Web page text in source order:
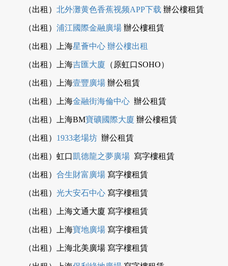
（出租） 北外灘黄色香蕉视频APP下载 辦公樓租賃
（出租） 浦江國際金融廣場 辦公樓租賃
（出租）上海星薈中心 辦公樓出租
（出租）上海吉匯大廈 （原虹口SOHO）
（出租）上海壹豐廣場 辦公租賃
（出租）上海金融街海倫中心 辦公租賃
（出租）上海BM寶礦國際大廈 辦公樓租賃
（出租） 1933老場坊 辦公租賃
（出租）虹口凱德龍之夢廣場 寫字樓租賃
（出租） 合生財富廣場 寫字樓租賃
（出租） 光大安石中心 寫字樓租賃
（出租）上海文通大廈 寫字樓租賃
（出租）上海寶地廣場 寫字樓租賃
（出租）上海北美廣場 寫字樓租賃